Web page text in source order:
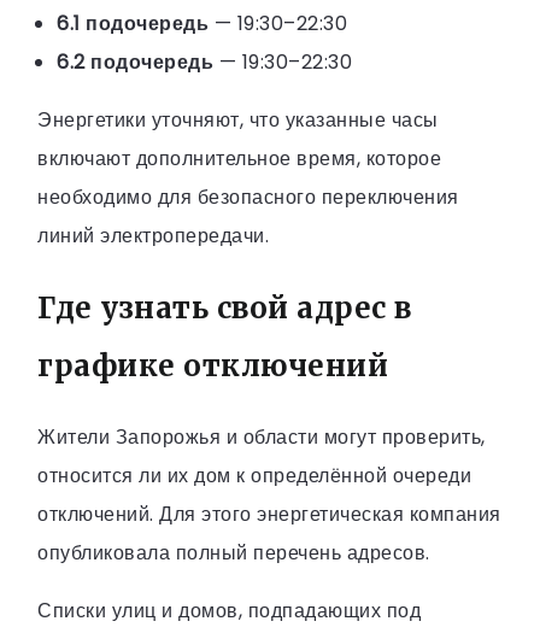
6.1 подочередь — 19:30–22:30
6.2 подочередь — 19:30–22:30
Энергетики уточняют, что указанные часы
включают дополнительное время, которое
необходимо для безопасного переключения
линий электропередачи.
Где узнать свой адрес в
графике отключений
Жители Запорожья и области могут проверить,
относится ли их дом к определённой очереди
отключений. Для этого энергетическая компания
опубликовала полный перечень адресов.
Списки улиц и домов, подпадающих под